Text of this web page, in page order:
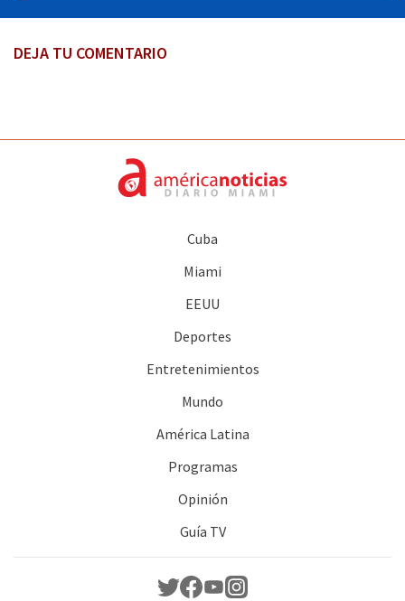
DEJA TU COMENTARIO
Cuba
Miami
EEUU
Deportes
Entretenimientos
Mundo
América Latina
Programas
Opinión
Guía TV